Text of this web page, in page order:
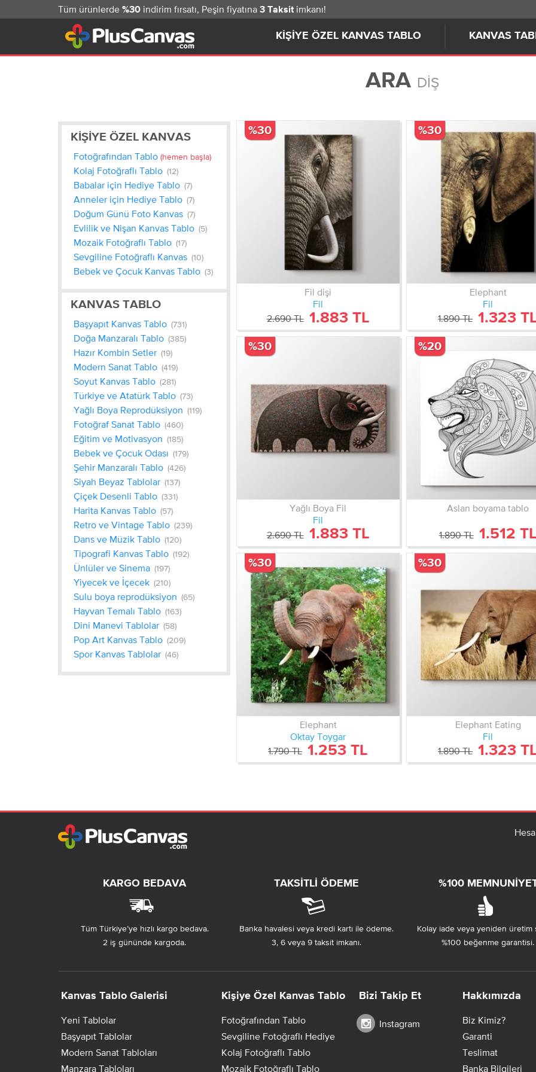
KIŞIYE ÖZEL KANVAS TABLO KANVAS
Tüm ürünlerde %30 indirim fırsatı, Peşin fiyatına 3 Taksit imkanı!
ARA DIŞ
KIŞIYE ÖZEL KANVAS
Fotoğrafından Tablo (hemen başla)
Kolaj Fotoğraflı Tablo (12)
Babalar için Hediye Tablo (7)
Anneler için Hediye Tablo (7)
Doğum Günü Foto Kanvas (7)
Evlilik ve Nişan Kanvas Tablo (5)
Mozaik Fotoğraflı Tablo (17)
Sevgiline Fotoğraflı Kanvas (10)
Bebek ve Çocuk Kanvas Tablo (3)
KANVAS TABLO
Başyapıt Kanvas Tablo (731)
Doğa Manzaralı Tablo (385)
Hazır Kombin Setler (19)
Modern Sanat Tablo (419)
Soyut Kanvas Tablo (281)
Türkiye ve Atatürk Tablo (73)
Yağlı Boya Reprodüksiyon (119)
Fotoğraf Sanat Tablo (460)
Eğitim ve Motivasyon (185)
Bebek ve Çocuk Odası (179)
Şehir Manzaralı Tablo (426)
Siyah Beyaz Tablolar (137)
Çiçek Desenli Tablo (331)
Harita Kanvas Tablo (57)
Retro ve Vintage Tablo (239)
Dans ve Müzik Tablo (120)
Tipografi Kanvas Tablo (192)
Ünlüler ve Sinema (197)
Yiyecek ve İçecek (210)
Sulu boya reprodüksiyon (65)
Hayvan Temalı Tablo (163)
Dini Manevi Tablolar (58)
Pop Art Kanvas Tablo (209)
Spor Kanvas Tablolar (46)
Fil dişi
Fil
2.690 TL 1.883 TL
%30
Elephant
Fil
1.890 TL 1.323
%30
Yağlı Boya Fil
Fil
2.690 TL 1.883 TL
%30
Aslan boyama tablo
1.890 TL 1.512
%20
Elephant
Oktay Toygar
1.790 TL 1.253 TL
%30
Elephant Eating
Fil
1.890 TL 1.323
%30
KARGO BEDAVA
Tüm Türkiye’ye hızlı kargo bedava.
2 iş gününde kargoda.
TAKSITLI ÖDEME
Banka havalesi veya kredi kartı ile ödeme.
3, 6 veya 9 taksit imkanı.
%100
Kolay iade veya yeniden üretim
%100 beğenme garantisi.
Kanvas Tablo Galerisi
Yeni Tablolar
Başyapıt Tablolar
Modern Sanat Tabloları
Manzara Tabloları
Kişiye Özel Kanvas Tablo
Fotoğrafından Tablo
Sevgiline Fotoğraflı Hediye
Kolaj Fotoğraflı Tablo
Mozaik Fotoğraflı Tablo
Bizi Takip Et
Instagram
Hakkımızda
Biz Kimiz?
Garanti
Teslimat
Banka Bilgileri